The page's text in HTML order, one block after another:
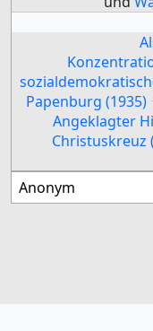
Papenburg (1935)
Angeklagter
Christuskreuz